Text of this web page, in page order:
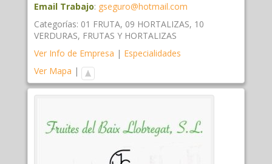
Email Trabajo: gseguro@hotmail.com
Categorías: 01 FRUTA, 09 HORTALIZAS, 10
VERDURAS, FRUTAS Y HORTALIZAS
Ver Info de Empresa | Especialidades
Ver Mapa |